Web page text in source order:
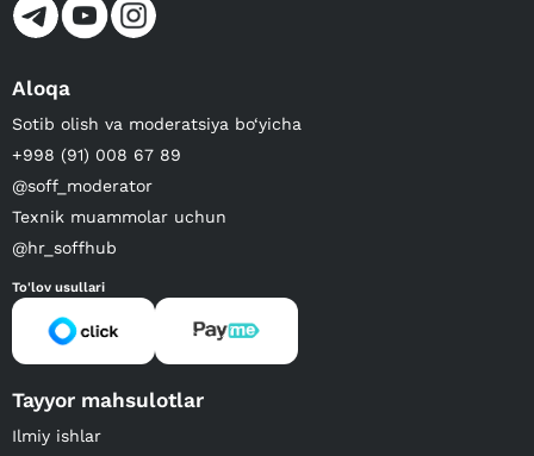
Aloqa
Sotib olish va moderatsiya bo‘yicha
+998 (91) 008 67 89
@soff_moderator
Texnik muammolar uchun
@hr_soffhub
To'lov usullari
Tayyor mahsulotlar
Ilmiy ishlar